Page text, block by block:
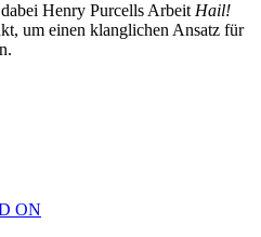
Henry Purcells Arbeit Hail!
um einen klanglichen Ansatz für
ON